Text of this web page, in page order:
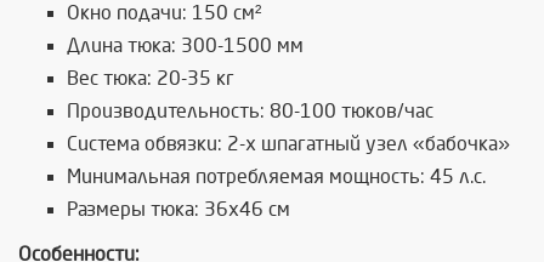
Окно подачи: 150 см²
Длина тюка: 300-1500 мм
Вес тюка: 20-35 кг
Производительность: 80-100 тюков/час
Система обвязки: 2-х шпагатный узел «бабочка»
Минимальная потребляемая мощность: 45 л.с.
Размеры тюка: 36x46 см
Особенности: